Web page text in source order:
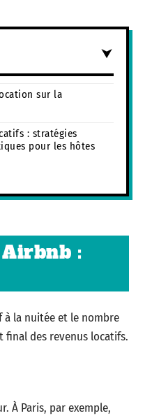
sur la
: stratégies
pour les hôtes
:
la nuitée et le nombre
des revenus locatifs.
À Paris, par exemple,